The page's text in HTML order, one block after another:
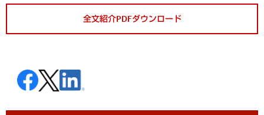
全文紹介PDFダウンロード